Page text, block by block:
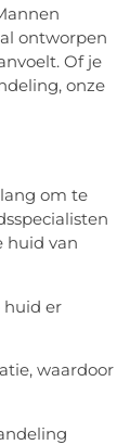
ontworpen
Of je
onze
om te
huid van
huid er
waardoor